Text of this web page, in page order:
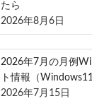
たら
2026年8月6日
2026年7月の月例
ト情報（
2026年7月15日